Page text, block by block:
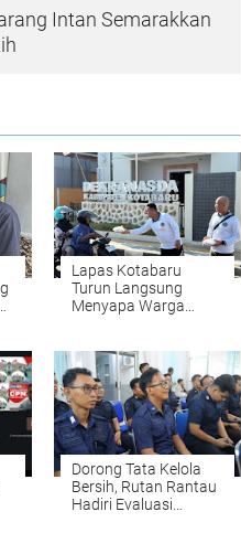
Intan Semarakkan
Lapas Kotabaru
Turun Langsung
Menyapa Warga
Jumat Berkah
Dorong Tata Kelola
Bersih, Rutan Rantau
Hadiri Evaluasi